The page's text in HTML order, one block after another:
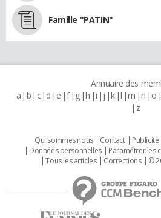
Famille "PATIN"
Annuaire des
a b c d e f g h i j k l m n o
z
Qui sommes nous Contact Publicité
Données personnelles
Paramétrer les
Tous les articles
Corrections ©